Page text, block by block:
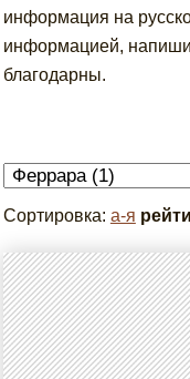
информация на
информацией,
благодарны.
Сортировка: а-я